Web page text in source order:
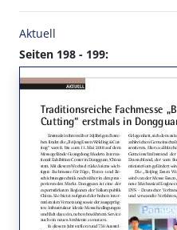
Aktuell
Seiten 198 - 199: